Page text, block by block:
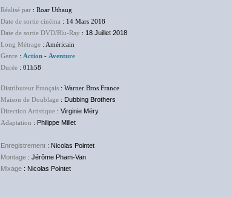
Réalisé par : Roar Uthaug
Date de sortie cinéma : 14 Mars 2018
Date de sortie DVD/Blu-Ray : 18 Juillet 2018
Long Métrage : Américain
Genre : Action - Aventure
Durée : 01h58
Distributeur Français : Warner Bros France
Maison de Doublage : Dubbing Brothers
Direction Artistique : Virginie Méry
Adaptation : Philippe Millet
Enregistrement : Nicolas Pointet
Montage : Jérôme Pham-Van
Mixage : Nicolas Pointet